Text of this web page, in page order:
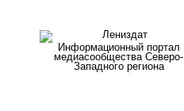
Информационный портал
медиасообщества Северо-
Западного региона